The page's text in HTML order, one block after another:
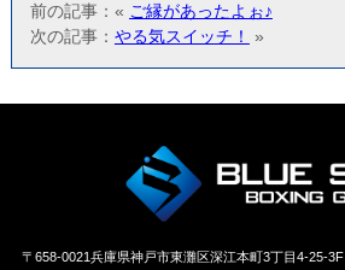
前の記事：« ご縁があったよぉ♪
次の記事： やる気スイッチ！ »
〒658‐0021兵庫県神戸市東灘区深江本町3丁目4-25-3F